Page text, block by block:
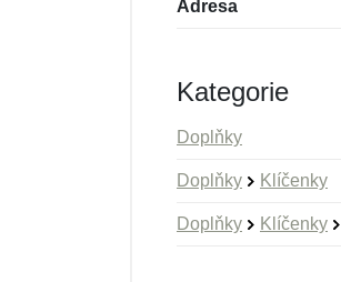
Adresa
Kategorie
Doplňky
Doplňky Klíčenky
Doplňky Klíčenky